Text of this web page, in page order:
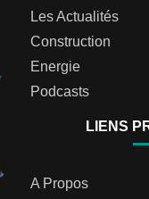
Les Actualités
Construction
Energie
Podcasts
LIENS
A Propos